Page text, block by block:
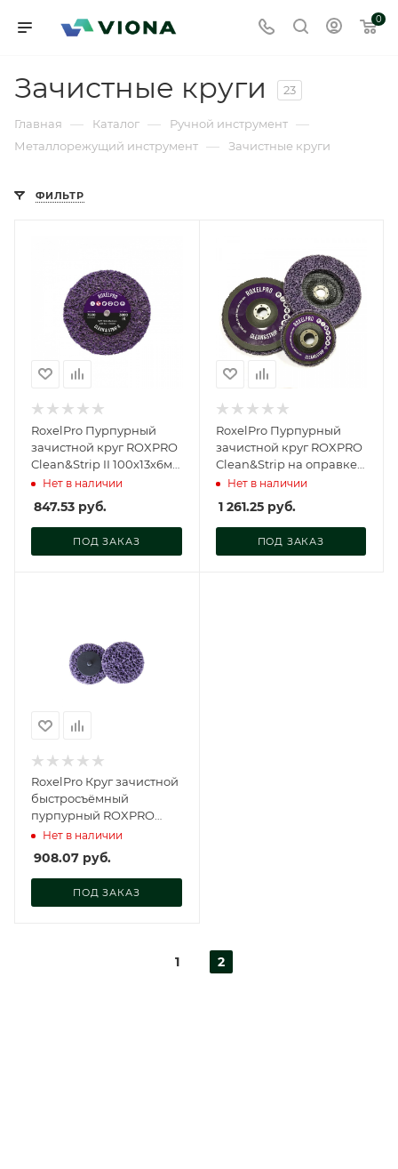
0
Зачистные круги 23
Главная — Каталог — Ручной инструмент —
Металлорежущий инструмент — Зачистные круги
ФИЛЬТР
RoxelPro Пурпурный
зачистной круг ROXPRO
Clean&Strip II 100х13х6мм
на шпинделе, 123582
Нет в наличии
847.53 руб.
ПОД ЗАКАЗ
RoxelPro Пурпурный
зачистной круг ROXPRO
Clean&Strip на оправке
125x22мм, 123344
Нет в наличии
1 261.25руб.
ПОД ЗАКАЗ
RoxelPro Круг зачистной
быстросъёмный
пурпурный ROXPRO
Clean&Strip II ( 100х13
Нет в наличии
908.07 руб.
ПОД ЗАКАЗ
1 2